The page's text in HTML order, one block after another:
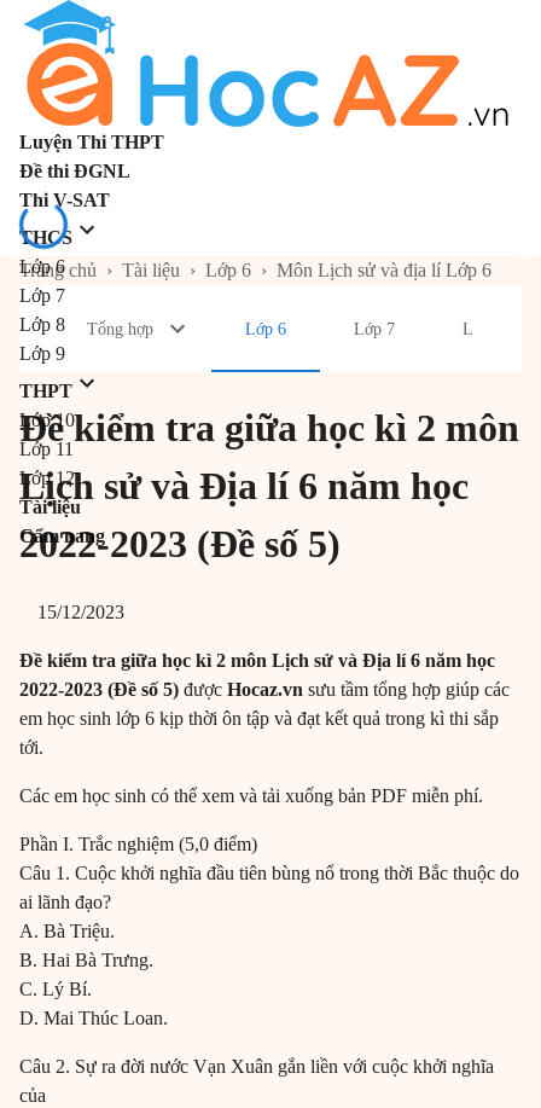
Luyện Thi THPT
Đề thi ĐGNL
Thi V-SAT
THCS
Lớp 6
Lớp 7
Lớp 8
Lớp 9
THPT
Lớp 10
Lớp 11
Lớp 12
Tài liệu
Cẩm nang
Trang chủ › Tài liệu › Lớp 6 › Môn Lịch sử và địa lí Lớp 6
Tổng hợp Lớp 6 Lớp 7 Lớp 8
Đề kiểm tra giữa học kì 2 môn
Lịch sử và Địa lí 6 năm học
2022-2023 (Đề số 5)
15/12/2023
Đề kiểm tra giữa học kì 2 môn Lịch sử và Địa lí 6 năm học
2022-2023 (Đề số 5) được Hocaz.vn sưu tầm tổng hợp giúp các
em học sinh lớp 6 kịp thời ôn tập và đạt kết quả trong kì thi sắp
tới.
Các em học sinh có thể xem và tải xuống bản PDF miễn phí.
Phần I. Trắc nghiệm (5,0 điểm)
Câu 1. Cuộc khởi nghĩa đầu tiên bùng nổ trong thời Bắc thuộc do
ai lãnh đạo?
A. Bà Triệu.
B. Hai Bà Trưng.
C. Lý Bí.
D. Mai Thúc Loan.
Câu 2. Sự ra đời nước Vạn Xuân gắn liền với cuộc khởi nghĩa
của